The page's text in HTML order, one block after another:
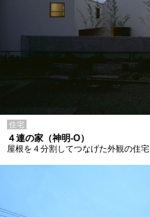
住宅
４連の家（神明-O）
屋根を４分割してつなげた外観の住宅